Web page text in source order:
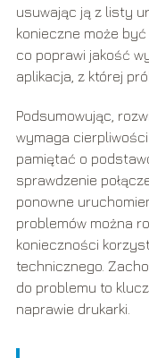
usuwając ją z listy
konieczne może być
co poprawi jakość
aplikacja, z której
Podsumowując,
wymaga
pamiętać o
sprawdzenie
ponowne
problemów można
konieczności
technicznego.
do problemu to
naprawie drukarki.